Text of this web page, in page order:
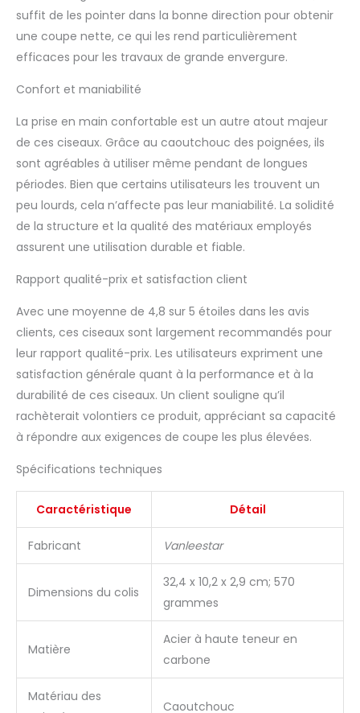
confortable et une
coupe précise. Vous
n'avez pas à vous
soucier de la fatigue
période. Ciseaux
tranchants polyvalents
: parfaits pour la
couture, la coupe, la
l'artisanat, le bureau,
l'école et d'autres
utilisations
maison, adaptés pour
le cuir, les jeans, la toile,
le denim et plus encore.
Également idéal pour
offrir. Ciseaux à coudre
à main droite avec
poignée douce : les
ciseaux de couture
traditionnels se sont
avérés être le meilleur
individuellement et
être très durable pour
garantir que la qualité
répond à vos attentes
et peut être utilisée
pendant une longue
période. 【Garantie de
satisfaction à 100 %】 -
Les ciseaux à tissu
avec un peu d'huile
suffit de les pointer dans la bonne direction pour obtenir
une coupe nette, ce qui les rend particulièrement
efficaces pour les travaux de grande envergure.
Confort et maniabilité
La prise en main confortable est un autre atout majeur
de ces ciseaux. Grâce au caoutchouc des poignées, ils
sont agréables à utiliser même pendant de longues
périodes. Bien que certains utilisateurs les trouvent un
peu lourds, cela n’affecte pas leur maniabilité. La solidité
de la structure et la qualité des matériaux employés
assurent une utilisation durable et fiable.
Rapport qualité-prix et satisfaction client
Avec une moyenne de 4,8 sur 5 étoiles dans les avis
clients, ces ciseaux sont largement recommandés pour
leur rapport qualité-prix. Les utilisateurs expriment une
satisfaction générale quant à la performance et à la
durabilité de ces ciseaux. Un client souligne qu’il
rachèterait volontiers ce produit, appréciant sa capacité
à répondre aux exigences de coupe les plus élevées.
Spécifications techniques
Caractéristique Détail
Fabricant Vanleestar
Dimensions du colis
32,4 x 10,2 x 2,9 cm; 570
grammes
Matière
Acier à haute teneur en
carbone
Matériau des
Caoutchouc